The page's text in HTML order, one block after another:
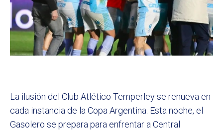
La ilusión del Club Atlético Temperley se renueva en
cada instancia de la Copa Argentina. Esta noche, el
Gasolero se prepara para enfrentar a Central